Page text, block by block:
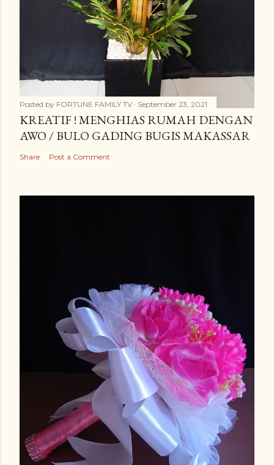
Posted by FORTUNE FAMILY TV September 23, 2021
KREATIF ! MENGHIAS RUMAH DENGAN
AWO / BULO GADING BUGIS MAKASSAR
Share Post a Comment